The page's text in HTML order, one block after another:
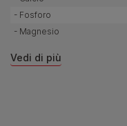
- Fosforo
- Magnesio
Vedi di più